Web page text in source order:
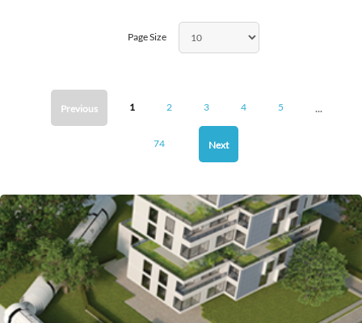
Previous 1 2 3 4 5 ...
74 Next
Page Size